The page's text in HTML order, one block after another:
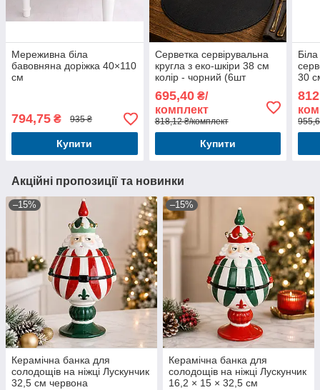
Мереживна біла
бавовняна доріжка 40×110
см
794,75 ₴ 935 ₴
Купити
Серветка сервірувальна
кругла з еко-шкіри 38 см
колір - чорний (6шт
комплект)
695,40₴/
комплект
818,12 ₴/комплект
Купити
30
Акційні пропозиції та новинки
–15%
Керамічна банка для
солодощів на ніжці Лускунчик
32,5 см червона
–15%
Керамічна банка для
солодощів на ніжці Лускунчик
16,2 × 15 × 32,5 см